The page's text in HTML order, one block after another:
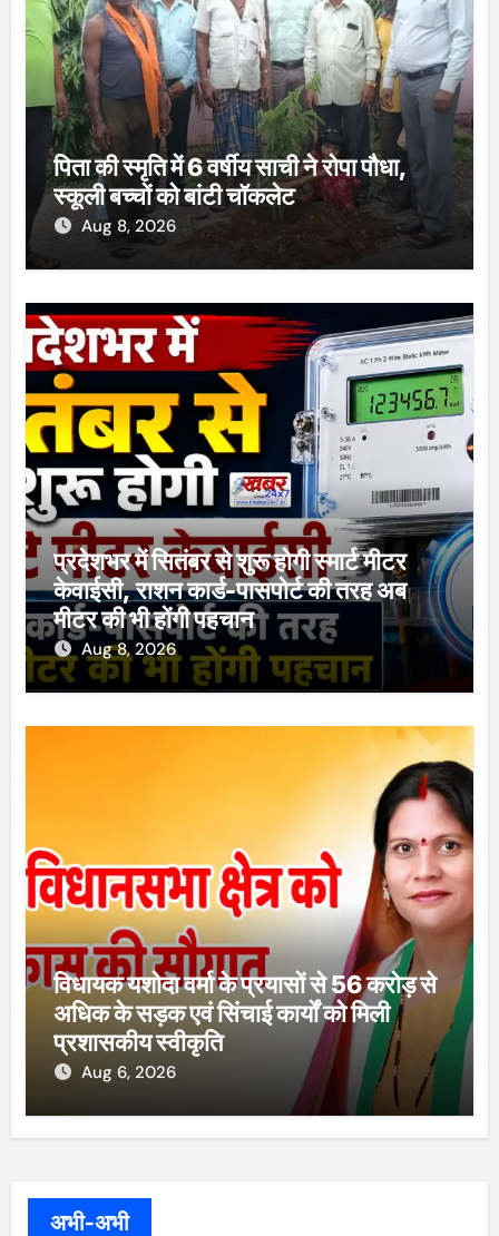
पिता की स्मृति में 6 वर्षीय साची ने रोपा पौधा,
स्कूली बच्चों को बांटी चॉकलेट
Aug 8, 2026
प्रदेशभर में सितंबर से शुरू होगी स्मार्ट मीटर
केवाईसी, राशन कार्ड-पासपोर्ट की तरह अब
मीटर की भी होंगी पहचान
Aug 8, 2026
विधायक यशोदा वर्मा के प्रयासों से 56 करोड़ से
अधिक के सड़क एवं सिंचाई कार्यों को मिली
प्रशासकीय स्वीकृति
Aug 6, 2026
अभी-अभी